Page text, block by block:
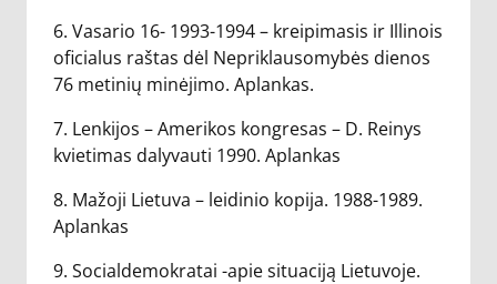
6. Vasario 16- 1993-1994 – kreipimasis ir Illinois
oficialus raštas dėl Nepriklausomybės dienos
76 metinių minėjimo. Aplankas.
7. Lenkijos – Amerikos kongresas – D. Reinys
kvietimas dalyvauti 1990. Aplankas
8. Mažoji Lietuva – leidinio kopija. 1988-1989.
Aplankas
9. Socialdemokratai -apie situaciją Lietuvoje.